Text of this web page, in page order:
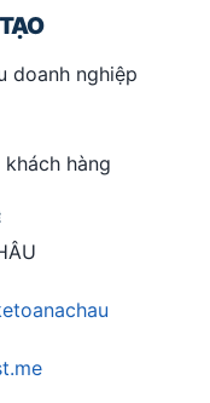
doanh nghiệp
hàng